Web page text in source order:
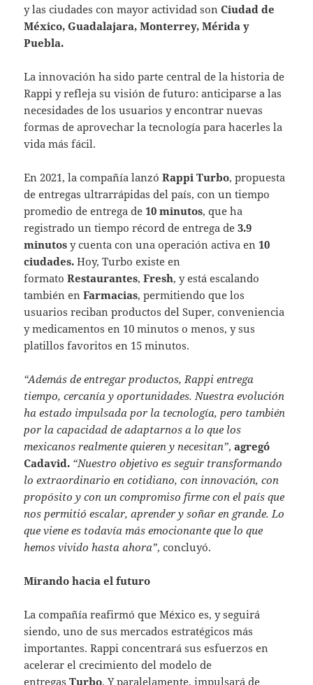
y las ciudades con mayor actividad sonCiudad de
México, Guadalajara, Monterrey, Mérida y
Puebla.
La innovación ha sido parte central de la historia de
Rappi y refleja su visión de futuro: anticiparse a las
necesidades de los usuarios y encontrar nuevas
formas de aprovechar la tecnología para hacerles la
vida más fácil.
En 2021, la compañía lanzóRappi Turbo, propuesta
de entregas ultrarrápidas del país, con un tiempo
promedio de entrega de10 minutos, que ha
registrado un tiempo récord de entrega de3.9
minutos y cuenta con una operación activa en10
ciudades.Hoy, Turbo existe en
formatoRestaurantes, Fresh, y está escalando
también enFarmacias, permitiendo que los
usuarios reciban productos del Super, conveniencia
y medicamentos en 10 minutos o menos, y sus
platillos favoritos en 15 minutos.
“Además de entregar productos, Rappi entrega
tiempo, cercanía y oportunidades. Nuestra evolución
ha estado impulsada por la tecnología, pero también
por la capacidad de adaptarnos a lo que los
mexicanos realmente quieren y necesitan”,agregó
Cadavid. “Nuestro objetivo es seguir transformando
lo extraordinario en cotidiano, con innovación, con
propósito y con un compromiso firme con el país que
nos permitió escalar, aprender y soñar en grande. Lo
que viene es todavía más emocionante que lo que
hemos vivido hasta ahora”, concluyó.
Mirando hacia el futuro
La compañía reafirmó que México es, y seguirá
siendo, uno de sus mercados estratégicos más
importantes. Rappi concentrará sus esfuerzos en
acelerar el crecimiento del modelo de
entregasTurbo. Y paralelamente, impulsará de